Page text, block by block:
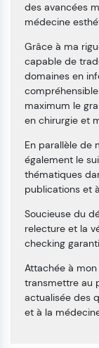
des avancées
médecine
Grâce à ma
capable de
domaines en
maximum le
en chirurgie et
En parallèle de
également le
thématiques
publications et
Soucieuse du
relecture et la
checking
Attachée à
transmettre au
actualisée des
et à la